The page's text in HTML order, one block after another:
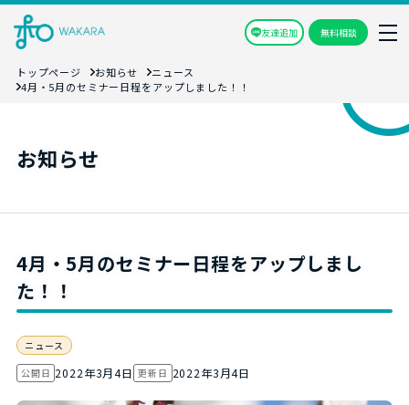
友達追加 無料相談
トップページ お知らせ
ニュース
4月・5月のセミナー日程をアップしました！！
お知らせ
4月・5月のセミナー日程をアップしまし
た！！
ニュース
公開日 2022年3月4日 更新日 2022年3月4日